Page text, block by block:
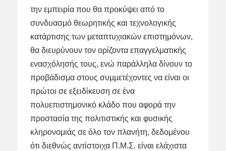
την εμπειρία που θα προκύψει από το
συνδυασμό θεωρητικής και τεχνολογικής
κατάρτισης των μεταπτυχιακών επιστημόνων,
θα διευρύνουν τον ορίζοντα επαγγελματικής
ενασχόλησής τους, ενώ παράλληλα δίνουν το
προβάδισμα στους συμμετέχοντες να είναι οι
πρώτοι σε εξειδίκευση σε ένα
πολυεπιστημονικό κλάδο που αφορά την
προστασία της πολιτιστικής και φυσικής
κληρονομιάς σε όλο τον πλανήτη, δεδομένου
ότι διεθνώς αντίστοιχα Π.Μ.Σ. είναι ελάχιστα